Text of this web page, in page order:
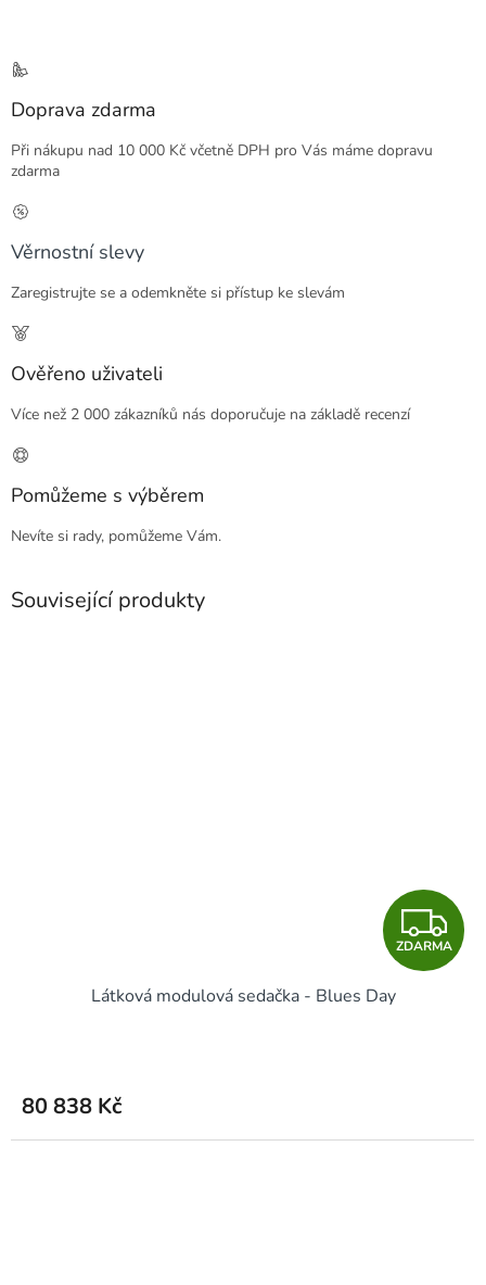
Doprava zdarma
Při nákupu nad 10 000 Kč včetně DPH pro Vás máme dopravu
zdarma
Věrnostní slevy
Zaregistrujte se a odemkněte si přístup ke slevám
Ověřeno uživateli
Více než 2 000 zákazníků nás doporučuje na základě recenzí
Pomůžeme s výběrem
Nevíte si rady, pomůžeme Vám.
Související produkty
Z
D
A
ZDARMA
Látková modulová sedačka - Blues Day
80 838 Kč